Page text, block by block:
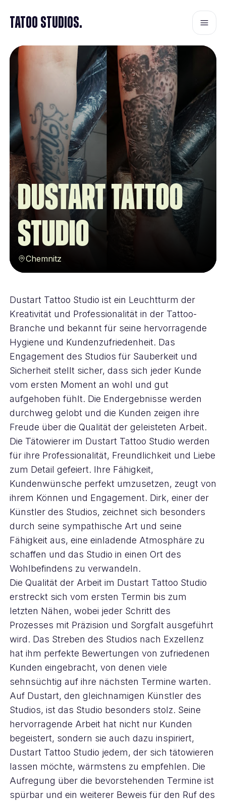
Tatoo Studios.
DUSTART TATTOO
STUDIO
Chemnitz
Dustart Tattoo Studio ist ein Leuchtturm der
Kreativität und Professionalität in der Tattoo-
Branche und bekannt für seine hervorragende
Hygiene und Kundenzufriedenheit. Das
Engagement des Studios für Sauberkeit und
Sicherheit stellt sicher, dass sich jeder Kunde
vom ersten Moment an wohl und gut
aufgehoben fühlt. Die Endergebnisse werden
durchweg gelobt und die Kunden zeigen ihre
Freude über die Qualität der geleisteten Arbeit.
Die Tätowierer im Dustart Tattoo Studio werden
für ihre Professionalität, Freundlichkeit und Liebe
zum Detail gefeiert. Ihre Fähigkeit,
Kundenwünsche perfekt umzusetzen, zeugt von
ihrem Können und Engagement. Dirk, einer der
Künstler des Studios, zeichnet sich besonders
durch seine sympathische Art und seine
Fähigkeit aus, eine einladende Atmosphäre zu
schaffen und das Studio in einen Ort des
Wohlbefindens zu verwandeln.
Die Qualität der Arbeit im Dustart Tattoo Studio
erstreckt sich vom ersten Termin bis zum
letzten Nähen, wobei jeder Schritt des
Prozesses mit Präzision und Sorgfalt ausgeführt
wird. Das Streben des Studios nach Exzellenz
hat ihm perfekte Bewertungen von zufriedenen
Kunden eingebracht, von denen viele
sehnsüchtig auf ihre nächsten Termine warten.
Auf Dustart, den gleichnamigen Künstler des
Studios, ist das Studio besonders stolz. Seine
hervorragende Arbeit hat nicht nur Kunden
begeistert, sondern sie auch dazu inspiriert,
Dustart Tattoo Studio jedem, der sich tätowieren
lassen möchte, wärmstens zu empfehlen. Die
Aufregung über die bevorstehenden Termine ist
spürbar und ein weiterer Beweis für den Ruf des